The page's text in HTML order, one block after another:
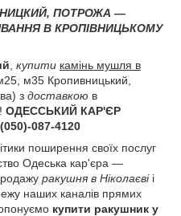
ПОТРОЖА —
В КРОПІВНИЦЬКОМУ
купити камінь мушля в
м35 Кропивницький,
з доставкою в
ОДЕССЬКИЙ КАР'ЄР
087-4120
поширення своїх послуг
Одеська кар'єра —
ракушня в Ніколаєвіі
наших каналів прямих
купити ракушник у